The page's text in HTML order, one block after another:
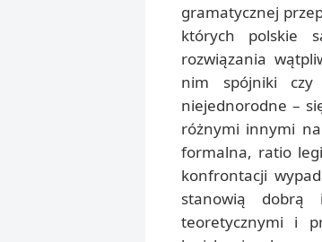
gramatycznej
których polskie
rozwiązania
nim spójniki czy
niejednorodne –
różnymi innymi
formalna, ratio
konfrontacji
stanowią dobrą
teoretycznymi i